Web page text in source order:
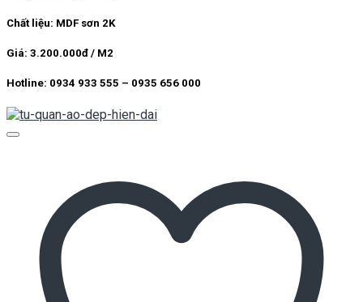
Chất liệu: MDF sơn 2K
Giá: 3.200.000đ / M2
Hotline: 0934 933 555 – 0935 656 000